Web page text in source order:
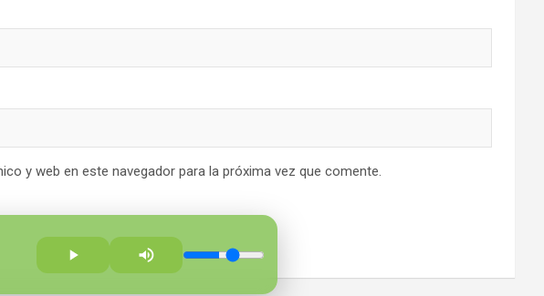
y web en este navegador para la próxima vez que comente.